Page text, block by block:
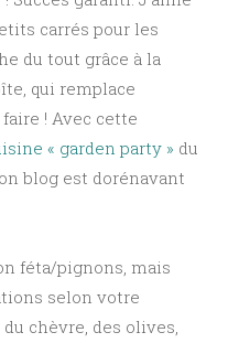
carrés pour les
du tout grâce à la
qui remplace
! Avec cette
« garden party » du
blog est dorénavant
féta/pignons, mais
selon votre
chèvre, des olives,